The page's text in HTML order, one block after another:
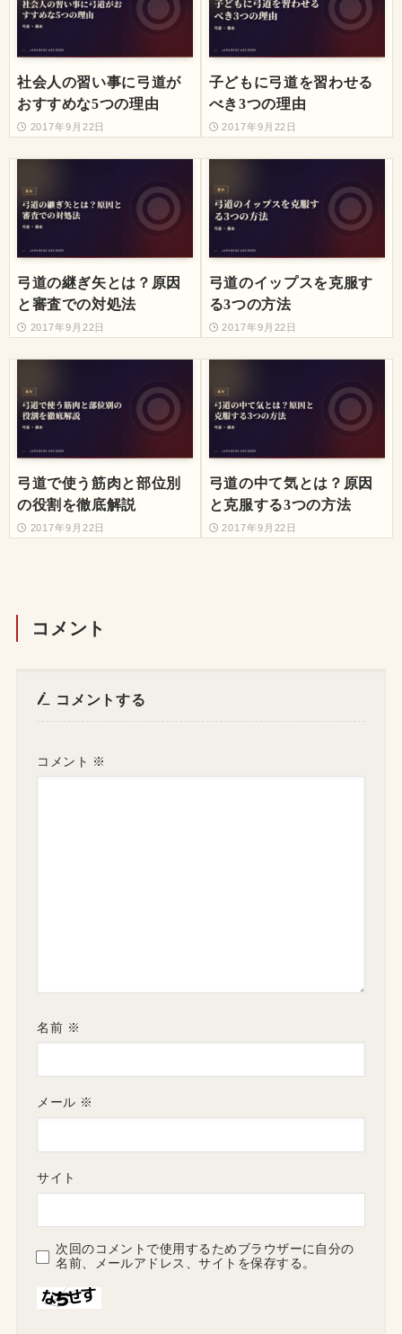
社会人の習い事に弓道が
おすすめな5つの理由
2017年9月22日
子どもに弓道を習わせる
べき3つの理由
2017年9月22日
弓道の継ぎ矢とは？原因
と審査での対処法
2017年9月22日
弓道のイップスを克服す
る3つの方法
2017年9月22日
弓道で使う筋肉と部位別
の役割を徹底解説
2017年9月22日
弓道の中て気とは？原因
と克服する3つの方法
2017年9月22日
コメント
コメントする
コメント ※
名前 ※
メール ※
サイト
次回のコメントで使用するためブラウザーに自分の
名前、メールアドレス、サイトを保存する。